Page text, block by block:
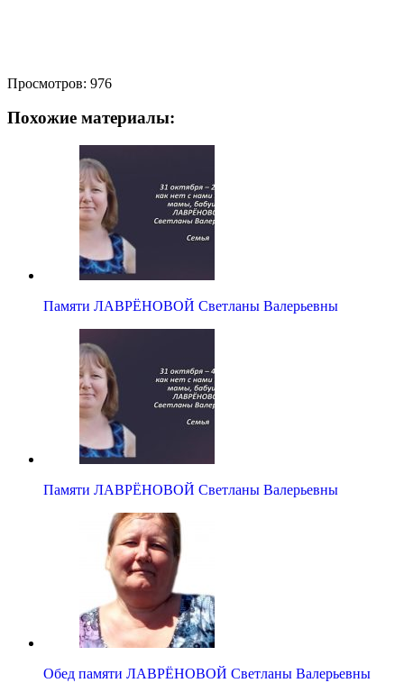
Просмотров: 976
Похожие материалы:
Памяти ЛАВРЁНОВОЙ Светланы Валерьевны
Памяти ЛАВРЁНОВОЙ Светланы Валерьевны
Обед памяти ЛАВРЁНОВОЙ Светланы Валерьевны